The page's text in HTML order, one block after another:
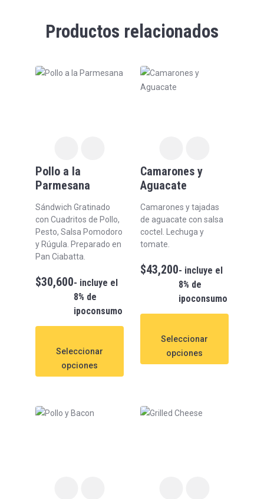
Productos relacionados
Pollo a la
Parmesana
Sándwich Gratinado
con Cuadritos de Pollo,
Pesto, Salsa Pomodoro
y Rúgula. Preparado en
Pan Ciabatta.
$30,600- incluye el
8% de
ipoconsumo
Seleccionar
opciones
Camarones y
Aguacate
Camarones y tajadas
de aguacate con salsa
coctel. Lechuga y
tomate.
$43,200- incluye el
8% de
ipoconsumo
Seleccionar
opciones